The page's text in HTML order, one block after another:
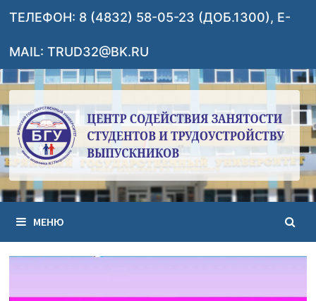
Перейти
содержимому
ТЕЛЕФОН: 8 (4832) 58-05-23 (ДОБ.1300), E-
MAIL: TRUD32@BK.RU
МЕНЮ